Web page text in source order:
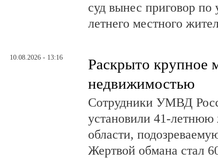
суд вынес приговор по
летнего местного
10.08.2026 - 13:16
Раскрыто крупное
недвижимостью
Сотрудники УМВД
установили 41-летнюю
области,
Жертвой обмана стал